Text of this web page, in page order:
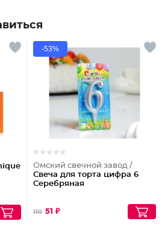
-53%
Омский свечной завод /
Свеча для торта цифра 6
Серебряная
110 51 ₽